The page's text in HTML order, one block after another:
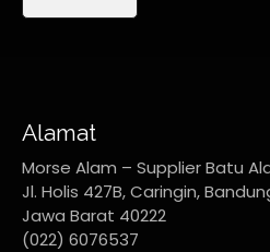
Alamat
Morse Alam – Supplier Batu
Jl. Holis 427B, Caringin,
Jawa Barat 40222
(022) 6076537